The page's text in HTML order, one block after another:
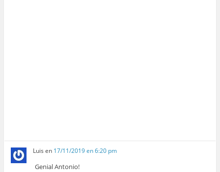
Luis en 17/11/2019 en 6:20 pm
Genial Antonio!